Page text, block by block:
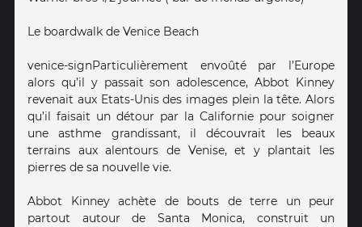
Le boardwalk de Venice Beach
venice-signParticulièrement envoûté par l’Europe
alors qu’il y passait son adolescence, Abbot Kinney
revenait aux Etats-Unis des images plein la tête. Alors
qu’il faisait un détour par la Californie pour soigner
une asthme grandissant, il découvrait les beaux
terrains aux alentours de Venise, et y plantait les
pierres de sa nouvelle vie.
Abbot Kinney achète de bouts de terre un peur
partout autour de Santa Monica, construit un